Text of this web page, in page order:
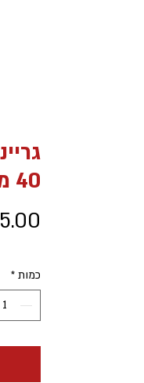
40 מ.מ קוטר
כמות *